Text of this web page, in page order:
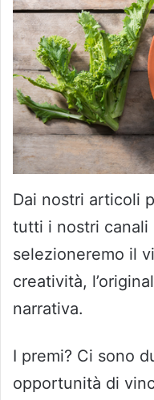
Dai nostri articoli
tutti i nostri canali
selezioneremo il
creatività,
narrativa.
I premi? Ci sono
opportunità di